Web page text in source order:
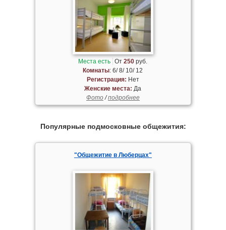
Места есть От250 руб.
Комнаты: 6/ 8/ 10/ 12
Регистрация: Нет
Женские места: Да
Фото/подробнее
Популярные подмосковные общежития:
"Общежитие в Люберцах"